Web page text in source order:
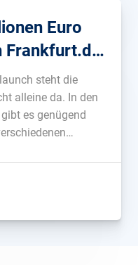
Euro
Frankfurt.de
steht die
alleine da. In den
es genügend
gab es kleinere
In der
schreiben die
jetzt […]...